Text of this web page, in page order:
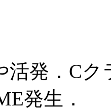
活発．Cク
発生．